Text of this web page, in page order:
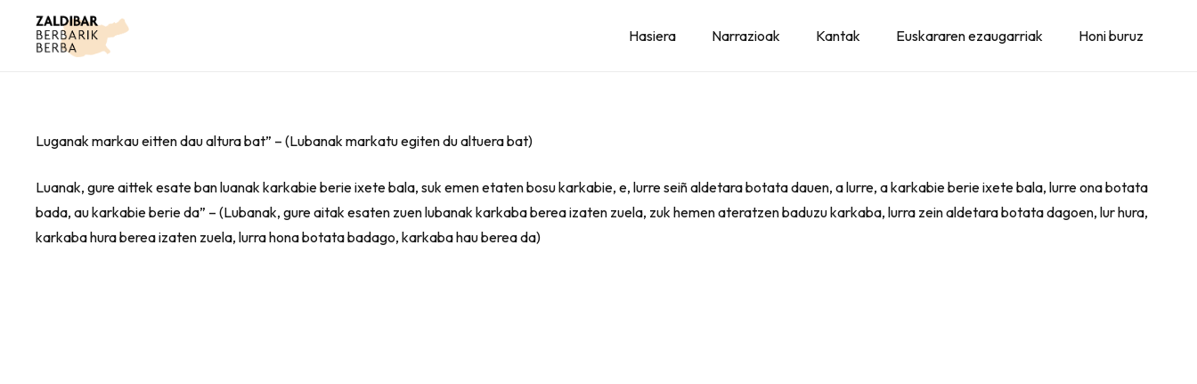
Hasiera Narrazioak Kantak Euskararen ezaugarriak Honi buruz
Luganak markau eitten dau altura bat” – (Lubanak markatu egiten du altuera bat)
Luanak, gure aittek esate ban luanak karkabie berie ixete bala, suk emen etaten bosu karkabie, e, lurre seiñ aldetara botata dauen, a lurre, a karkabie berie ixete bala, lurre ona botata
bada, au karkabie berie da” – (Lubanak, gure aitak esaten zuen lubanak karkaba berea izaten zuela, zuk hemen ateratzen baduzu karkaba, lurra zein aldetara botata dagoen, lur hura,
karkaba hura berea izaten zuela, lurra hona botata badago, karkaba hau berea da)